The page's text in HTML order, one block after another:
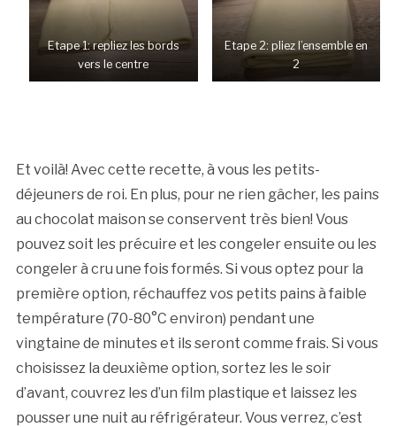
Etape 1: repliez les bords
vers le centre
Etape 2: pliez l’ensemble en
2
Et voilà! Avec cette recette, à vous les petits-
déjeuners de roi. En plus, pour ne rien gâcher, les pains
au chocolat maison se conservent très bien! Vous
pouvez soit les précuire et les congeler ensuite ou les
congeler à cru une fois formés. Si vous optez pour la
première option, réchauffez vos petits pains à faible
température (70-80°C environ) pendant une
vingtaine de minutes et ils seront comme frais. Si vous
choisissez la deuxième option, sortez les le soir
d’avant, couvrez les d’un film plastique et laissez les
pousser une nuit au réfrigérateur. Vous verrez, c’est